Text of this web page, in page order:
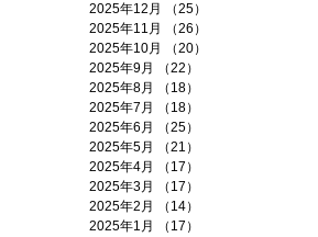
2025年12月
（25）
2025年11月
（26）
2025年10月
（20）
2025年9月
（22）
2025年8月
（18）
2025年7月
（18）
2025年6月
（25）
2025年5月
（21）
2025年4月
（17）
2025年3月
（17）
2025年2月
（14）
2025年1月
（17）